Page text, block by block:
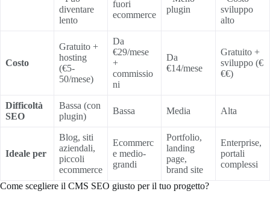
diventare
lento
fuori
ecommerce
plugin
sviluppo
alto
Costo
Gratuito +
hosting
(€5-
50/mese)
Da
€29/mese
+
commissio
ni
Da
€14/mese
Gratuito +
sviluppo (€
€€)
Difficoltà
SEO
Bassa (con
plugin)
Bassa Media Alta
Ideale per
Blog, siti
aziendali,
piccoli
ecommerce
Ecommerc
e medio-
grandi
Portfolio,
landing
page,
brand site
Enterprise,
portali
complessi
Come scegliere il CMS SEO giusto per il tuo progetto?